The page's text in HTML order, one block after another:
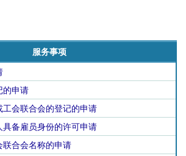
服务事项
的申请
会联合会的登记的申请
备雇员身份的许可申请
合会名称的申请